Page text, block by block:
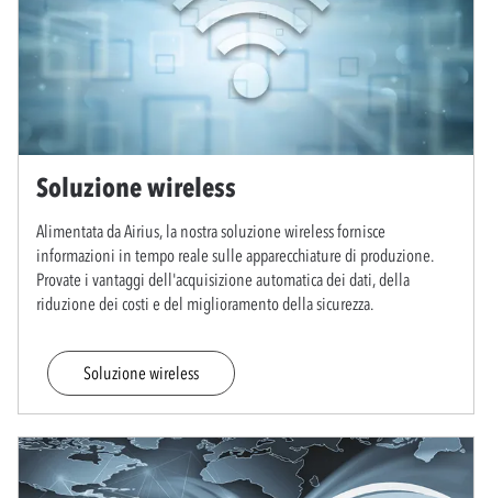
Soluzione wireless
Alimentata da Airius, la nostra soluzione wireless fornisce
informazioni in tempo reale sulle apparecchiature di produzione.
Provate i vantaggi dell'acquisizione automatica dei dati, della
riduzione dei costi e del miglioramento della sicurezza.
Soluzione wireless